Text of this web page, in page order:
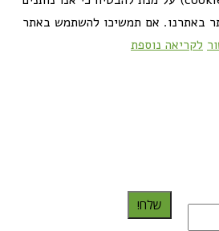
באתרנו. אם תמשיכו להשתמש באתר
לקריאה נוספת
שלח!